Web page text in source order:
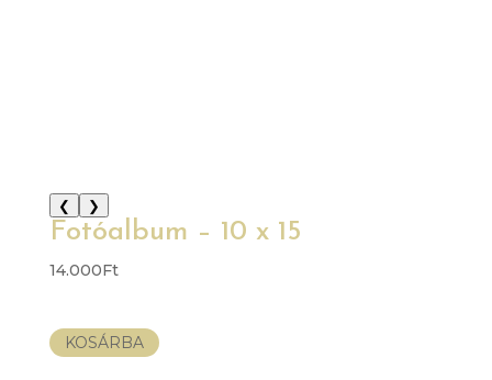
❮ ❯
Fotóalbum – 10 x 15
14.000Ft
KOSÁRBA